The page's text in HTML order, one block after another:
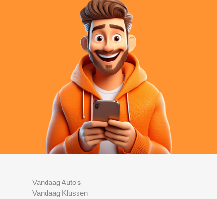
Vandaag Auto's
Vandaag Klussen